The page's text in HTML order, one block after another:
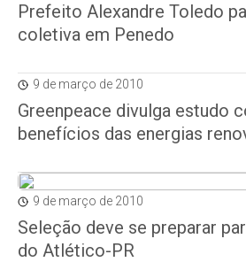
Prefeito Alexandre Toledo
coletiva em Penedo
9 de março de 2010
Greenpeace divulga estudo
benefícios das energias
9 de março de 2010
Seleção deve se preparar
do Atlético-PR